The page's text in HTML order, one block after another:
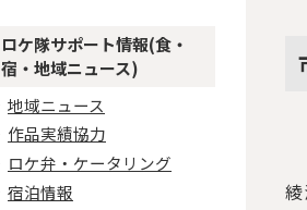
ロケ隊サポート情報(食・
宿・地域ニュース)
地域ニュース
作品実績協力
ロケ弁・ケータリング
宿泊情報